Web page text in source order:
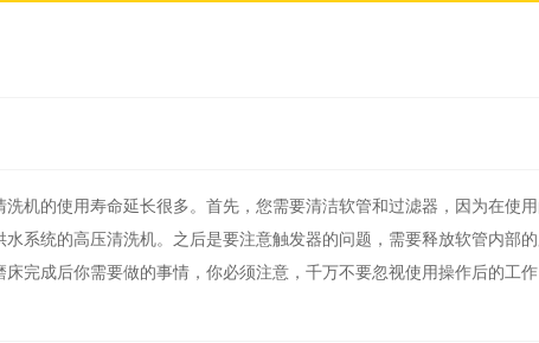
机的使用寿命延长很多。首先，您需要清洁软管和过滤器，因为在使
系统的高压清洗机。之后是要注意触发器的问题，需要释放软管内部
完成后你需要做的事情，你必须注意，千万不要忽视使用操作后的工